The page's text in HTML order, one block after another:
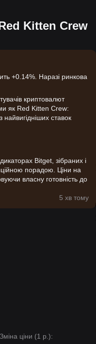
Kitten Crew
+0.14%. Наразі ринкова
криптовалют
як Red Kitten Crew:
найвигідніших ставок
Bitget, зібраних і
порадою. Ціни на
власну готовність до
5 хв тому
Зміна ціни (1 р.):